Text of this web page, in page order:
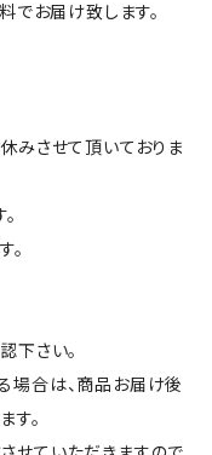
お届け致します。
みさせて頂いておりま
。
下さい。
場合は、商品お届け後
す。